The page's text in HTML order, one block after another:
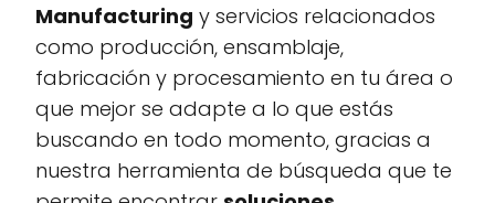
Manufacturing y servicios relacionados
como producción, ensamblaje,
fabricación y procesamiento en tu área o
que mejor se adapte a lo que estás
buscando en todo momento, gracias a
nuestra herramienta de búsqueda que te